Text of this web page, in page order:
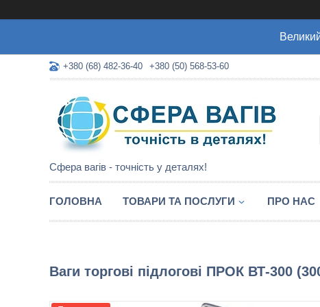
+380 (68) 482-36-40 +380 (50) 568-53-60
Сфера вагів - точність у деталях!
ГОЛОВНА ТОВАРИ ТА ПОСЛУГИ ПРО НАС
Ваги торгові підлогові ПРОК ВТ-300